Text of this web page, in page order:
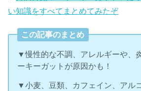
い知識をすべてまとめてみたぞ
この記事のまとめ
▼慢性的な不調、アレルギーや、
ーキーガットが原因かも！
▼小麦、豆類、カフェイン、アル